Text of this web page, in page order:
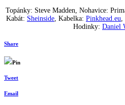
Topánky: Steve Madden, Nohavice:
Kabát: Sheinside, Kabelka: Pinkhead.eu,
Hodinky: Daniel
Share
Pin
Tweet
Email